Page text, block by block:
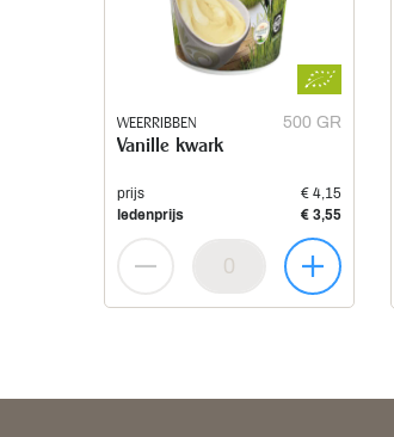
WEERRIBBEN 500 GR
Vanille kwark
prijs
€ 4,15
ledenprijs
€ 3,55